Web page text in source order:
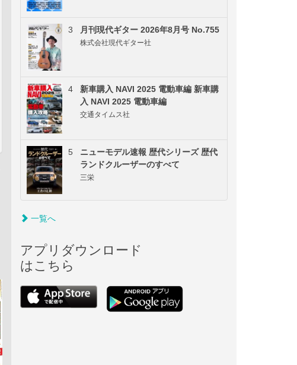
3 月刊現代ギター 2026年8月号 No.755
株式会社現代ギター社
4
新車購入 NAVI 2025 電動車編 新車購
入 NAVI 2025 電動車編
交通タイムス社
5
ニューモデル速報 歴代シリーズ 歴代
ランドクルーザーのすべて
三栄
一覧へ
アプリダウンロード
はこちら